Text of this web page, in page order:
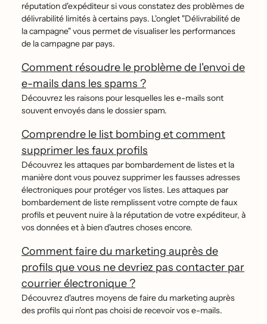
réputation d'expéditeur si vous constatez des problèmes de
délivrabilité limités à certains pays. L'onglet "Délivrabilité de
la campagne" vous permet de visualiser les performances
de la campagne par pays.
Comment résoudre le problème de l'envoi de
e-mails dans les spams ?
Découvrez les raisons pour lesquelles les e-mails sont
souvent envoyés dans le dossier spam.
Comprendre le list bombing et comment
supprimer les faux profils
Découvrez les attaques par bombardement de listes et la
manière dont vous pouvez supprimer les fausses adresses
électroniques pour protéger vos listes. Les attaques par
bombardement de liste remplissent votre compte de faux
profils et peuvent nuire à la réputation de votre expéditeur, à
vos données et à bien d'autres choses encore.
Comment faire du marketing auprès de
profils que vous ne devriez pas contacter par
courrier électronique ?
Découvrez d'autres moyens de faire du marketing auprès
des profils qui n'ont pas choisi de recevoir vos e-mails.